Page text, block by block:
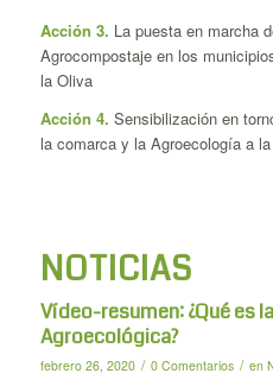
Acción 3. La puesta en marcha
Agrocompostaje en los
la Oliva
Acción 4. Sensibilización en
la comarca y la Agroecología a
NOTICIAS
Vídeo-resumen: ¿Qué es
Agroecológica?
febrero 26, 2020 / 0 Comentarios / en